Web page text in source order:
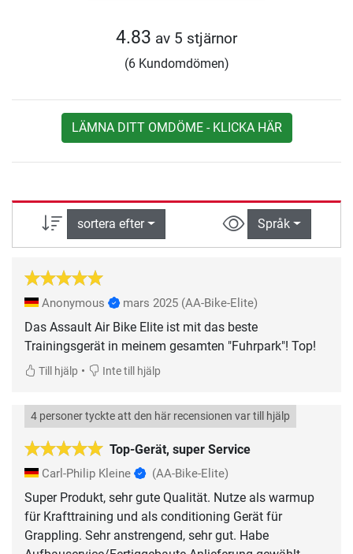
4.83 av 5 stjärnor
(6 Kundomdömen)
LÄMNA DITT OMDÖME - KLICKA HÄR
sortera efter Språk
Anonymous mars 2025 (AA-Bike-Elite)
Das Assault Air Bike Elite ist mit das beste
Trainingsgerät in meinem gesamten "Fuhrpark"! Top!
Till hjälp • Inte till hjälp
Top-Gerät, super Service
4 personer tyckte att den här recensionen var till hjälp
Carl-Philip Kleine (AA-Bike-Elite)
Super Produkt, sehr gute Qualität. Nutze als warmup
für Krafttraining und als conditioning Gerät für
Grappling. Sehr anstrengend, sehr gut. Habe